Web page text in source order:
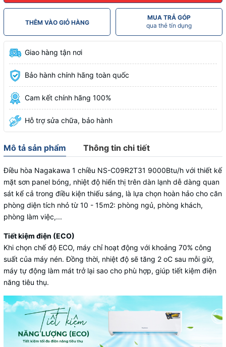
THÊM VÀO GIỎ HÀNG
MUA TRẢ GÓP
qua thẻ tín dụng
Giao hàng tận nơi
Bảo hành chính hãng toàn quốc
Cam kết chính hãng 100%
Hỗ trợ sửa chữa, bảo hành
Mô tả sản phẩm Thông tin chi tiết
Điều hòa Nagakawa 1 chiều NS-C09R2T31 9000Btu/h với thiết kế
mặt sơn panel bóng, nhiệt độ hiển thị trên dàn lạnh dễ dàng quan
sát kể cả trong điều kiện thiếu sáng, là lựa chọn hoàn hảo cho căn
phòng diện tích nhỏ từ 10 - 15m2: phòng ngủ, phòng khách,
phòng làm việc,...
Tiết kiệm điện (ECO)
Khi chọn chế độ ECO, máy chỉ hoạt động với khoảng 70% công
suất của máy nén. Đồng thời, nhiệt độ sẽ tăng 2 oC sau mỗi giờ,
máy tự động làm mát trở lại sao cho phù hợp, giúp tiết kiệm điện
năng tiêu thụ.